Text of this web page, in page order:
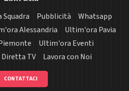
Squadra Pubblicità
Whatsapp
Alessandria
Ultim'ora Pavia
Ultim'ora Eventi
Diretta TV Lavora con Noi
CONTATTACI